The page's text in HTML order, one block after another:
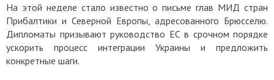
На этой неделе стало известно о письме глав МИД стран
Прибалтики и Северной Европы, адресованного Брюсселю.
Дипломаты призывают руководство ЕС в срочном порядке
ускорить процесс интеграции Украины и предложить
конкретные шаги.